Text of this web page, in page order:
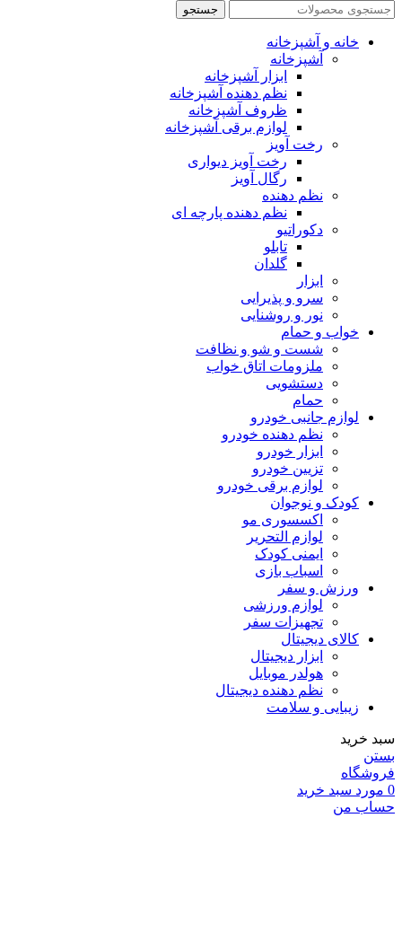
جستجو
خانه و آشپزخانه
آشپزخانه
ابزار آشپزخانه
نظم دهنده آشپزخانه
ظروف آشپزخانه
لوازم برقی آشپزخانه
رخت آویز
رخت آویز دیواری
رگال آویز
نظم دهنده
نظم دهنده پارچه ای
دکوراتیو
تابلو
گلدان
ابزار
سرو و پذیرایی
نور و روشنایی
خواب و حمام
شست و شو و نظافت
ملزومات اتاق خواب
دستشویی
حمام
لوازم جانبی خودرو
نظم دهنده خودرو
ابزار خودرو
تزیین خودرو
لوازم برقی خودرو
کودک و نوجوان
اکسسوری مو
لوازم التحریر
ایمنی کودک
اسباب بازی
ورزش و سفر
لوازم ورزشی
تجهیزات سفر
کالای دیجیتال
ابزار دیجیتال
هولدر موبایل
نظم دهنده دیجیتال
زیبایی و سلامت
سبد خرید
بستن
فروشگاه
0 مورد سبد خرید
حساب من